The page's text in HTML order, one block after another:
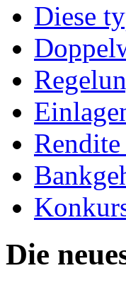
Diese
Die